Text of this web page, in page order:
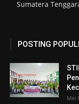
Sumatera
POSTING
Mei